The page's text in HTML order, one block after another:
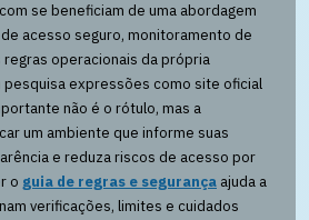
se beneficiam de uma abordagem
acesso seguro, monitoramento de
regras operacionais da própria
pesquisa expressões como site oficial
não é o rótulo, mas a
um ambiente que informe suas
e reduza riscos de acesso por
o guia de regras e segurança ajuda a
verificações, limites e cuidados